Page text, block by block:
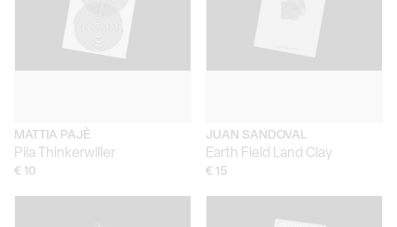
MATTIA PAJÈ
Pila Thinkerwiller
€ 10
JUAN SANDOVAL
Earth Field Land Clay
€ 15